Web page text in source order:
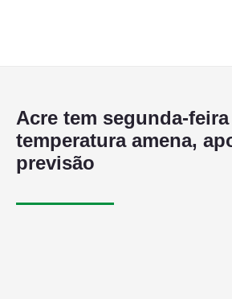
Acre tem segunda-
temperatura amena,
previsão